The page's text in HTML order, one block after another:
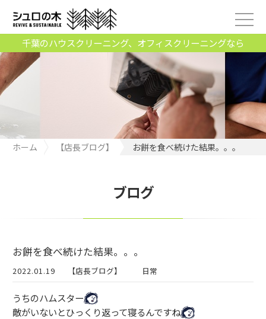
千葉のハウスクリーニング、オフィスクリーニングなら
ホーム 【店長ブログ】 お餅を食べ続けた結果。。。
ブログ
お餅を食べ続けた結果。。。
2022.01.19 【店長ブログ】 日常
うちのハムスター
敵がいないとひっくり返って寝るんですね